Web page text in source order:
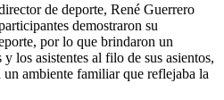
de deporte, René Guerrero
demostraron su
por lo que brindaron un
los asistentes al filo de sus asientos,
ambiente familiar que reflejaba la